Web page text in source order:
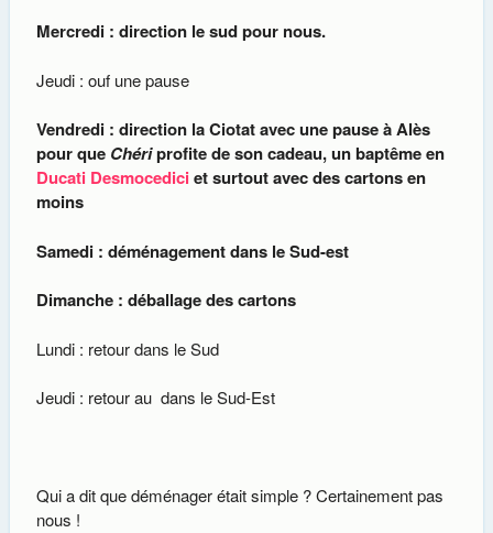
Mercredi : direction le sud pour nous.
Jeudi : ouf une pause
Vendredi : direction la Ciotat avec une pause à Alès
pour que Chériprofite de son cadeau, un baptême en
Ducati Desmocediciet surtout avec des cartons en
moins
Samedi : déménagement dans le Sud-est
Dimanche : déballage des cartons
Lundi : retour dans le Sud
Jeudi : retour au dans le Sud-Est
Qui a dit que déménager était simple ? Certainement pas
nous !